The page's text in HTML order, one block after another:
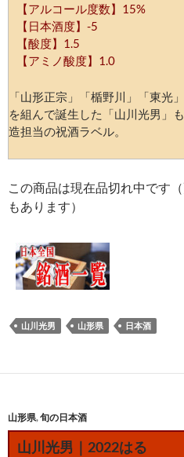
【アルコール度数】15%
【日本酒度】-5
【酸度】1.5
【アミノ酸度】1.0
「山形正宗」「楯野川」「東光
を組んで誕生した「山川光男」
造担当の祝酒ラベル。
この商品は現在品切れ中です
もあります）
山川光男 山形県 日本酒
山形県,旬の日本酒
山川光男｜2022はる